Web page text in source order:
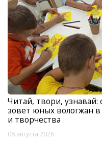
Читай, твори, узнавай:
зовет юных вологжан
и творчества
08 августа 2026